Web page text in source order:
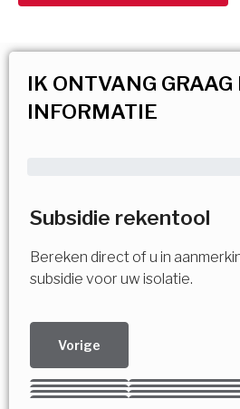
IK ONTVANG GRAAG
INFORMATIE
Subsidie rekentool
Bereken direct of u in
subsidie voor uw isolatie.
Vorige
Kies uw
Vorige Volgende